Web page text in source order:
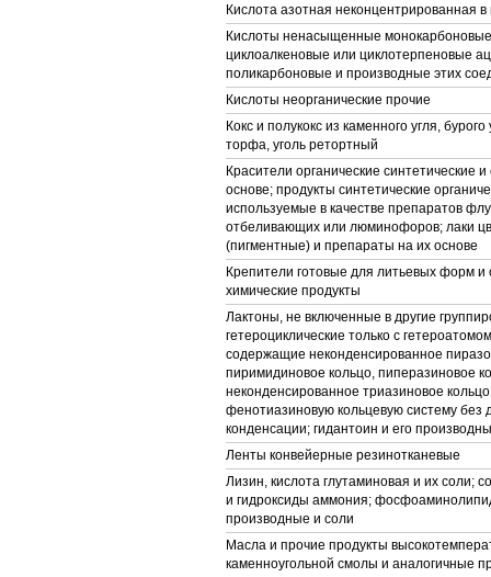
Кислота азотная неконцентрированная
Кислоты ненасыщенные
циклоалкеновые или циклотерпеновые
поликарбоновые и производные этих
Кислоты неорганические прочие
Кокс и полукокс из каменного угля,
торфа, уголь ретортный
Красители органические синтетические
основе; продукты синтетические
используемые в качестве препаратов
отбеливающих или люминофоров; лаки
(пигментные) и препараты на их основе
Крепители готовые для литьевых форм и
химические продукты
Лактоны, не включенные в другие
гетероциклические только с
содержащие неконденсированное
пиримидиновое кольцо, пиперазиновое
неконденсированное триазиновое
фенотиазиновую кольцевую систему без
конденсации; гидантоин и его
Ленты конвейерные резинотканевые
Лизин, кислота глутаминовая и их соли;
и гидроксиды аммония;
производные и соли
Масла и прочие продукты
каменноугольной смолы и аналогичные